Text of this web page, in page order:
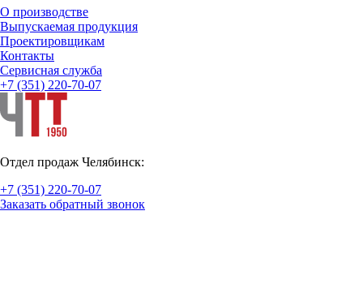
О производстве
Выпускаемая продукция
Проектировщикам
Контакты
Cервисная служба
+7 (351) 220-70-07
Отдел продаж Челябинск:
+7 (351) 220-70-07
Заказать обратный звонок